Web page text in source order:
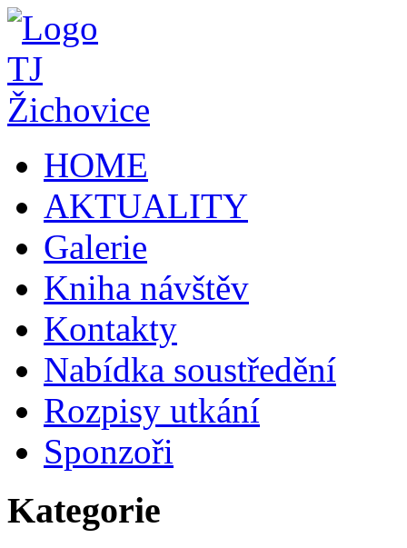
HOME
AKTUALITY
Galerie
Kniha návštěv
Kontakty
Nabídka soustředění
Rozpisy utkání
Sponzoři
Kategorie